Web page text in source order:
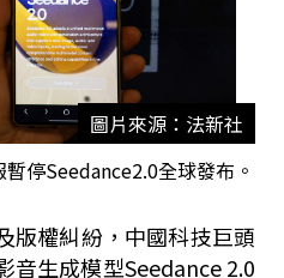
圖片來源：法新社
停Seedance2.0全球發布。
版權糾紛，中國科技巨頭
音生成模型Seedance 2.0